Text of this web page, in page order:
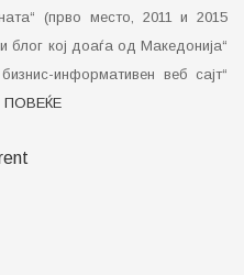
(прво место, 2011 и 2015
блог кој доаѓа од Македонија“
информативен веб сајт“
ПОВЕЌЕ